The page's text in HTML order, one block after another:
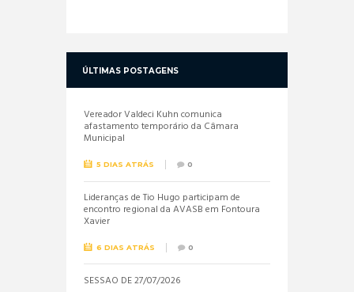
ÚLTIMAS POSTAGENS
Vereador Valdeci Kuhn comunica
afastamento temporário da Câmara
Municipal
5 DIAS ATRÁS 0
Lideranças de Tio Hugo participam de
encontro regional da AVASB em Fontoura
Xavier
6 DIAS ATRÁS 0
SESSÃO DE 27/07/2026